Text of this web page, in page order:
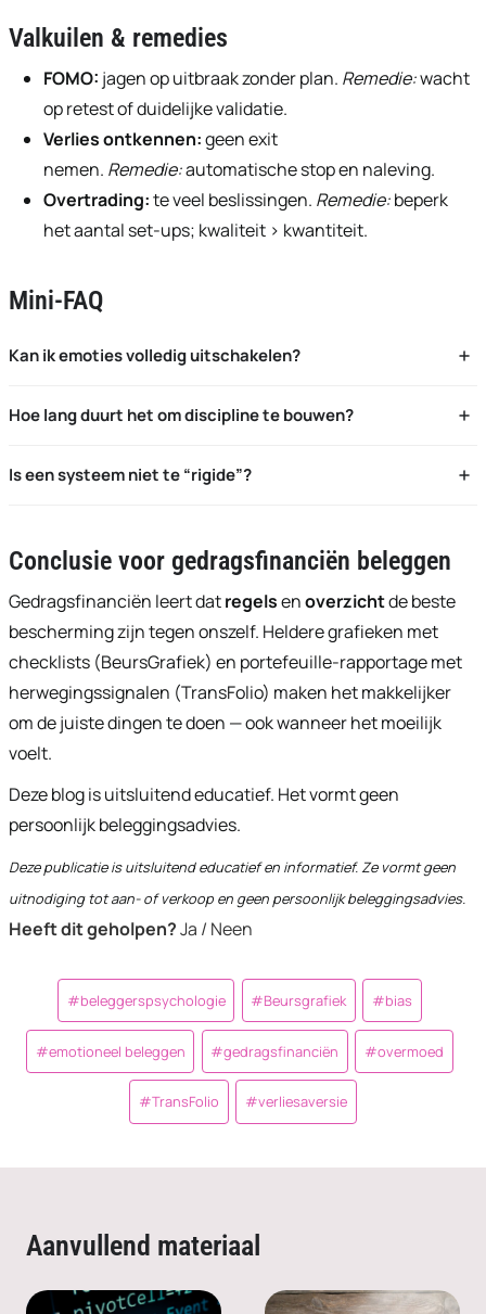
Valkuilen & remedies
FOMO: jagen op uitbraak zonder plan. Remedie:wacht
op retest of duidelijke validatie.
Verlies ontkennen:geen exit
nemen. Remedie:automatische stop en naleving.
Overtrading:te veel beslissingen. Remedie:beperk
het aantal set-ups; kwaliteit > kwantiteit.
Mini-FAQ
Kan ik emoties volledig uitschakelen?
goede tooling.
Hoe lang duurt het om discipline te bouwen?
verankeren. Journal helpt.
Is een systeem niet te “rigide”?
op emotie.
Conclusie voor gedragsfinanciën beleggen
Gedragsfinanciën leert datregelsenoverzichtde beste
bescherming zijn tegen onszelf. Heldere grafieken met
checklists (BeursGrafiek) en portefeuille-rapportage met
herwegingssignalen (TransFolio) maken het makkelijker
om de juiste dingen te doen — ook wanneer het moeilijk
voelt.
Deze blog is uitsluitend educatief. Het vormt geen
persoonlijk beleggingsadvies.
Deze publicatie is uitsluitend educatief en informatief. Ze vormt geen
uitnodiging tot aan- of verkoop en geen persoonlijk beleggingsadvies.
Heeft dit geholpen?Ja / Neen
Post
Tags:
#beleggerspsychologie #Beursgrafiek #bias
#emotioneel beleggen #gedragsfinanciën #overmoed
#TransFolio #verliesaversie
Aanvullend materiaal